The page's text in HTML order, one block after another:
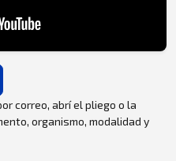
correo, abrí el pliego o la
organismo, modalidad y